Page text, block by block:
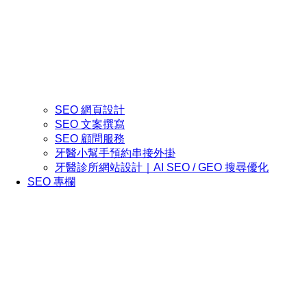
SEO 網頁設計
SEO 文案撰寫
SEO 顧問服務
牙醫小幫手預約串接外掛
牙醫診所網站設計｜AI SEO / GEO 搜尋優化
SEO 專欄